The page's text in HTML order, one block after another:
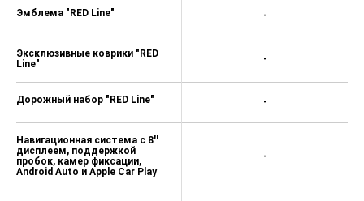
Эмблема "RED Line"
Эксклюзивные коврики "RED
Line"
Дорожный набор "RED Line"
Навигационная система с 8''
дисплеем, поддержкой
пробок, камер фиксации,
Android Auto и Apple Car Play
-
-
-
-